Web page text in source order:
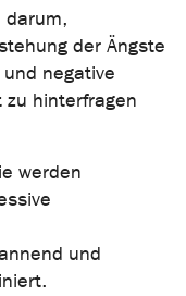
darum,
der Ängste
negative
hinterfragen
werden
und